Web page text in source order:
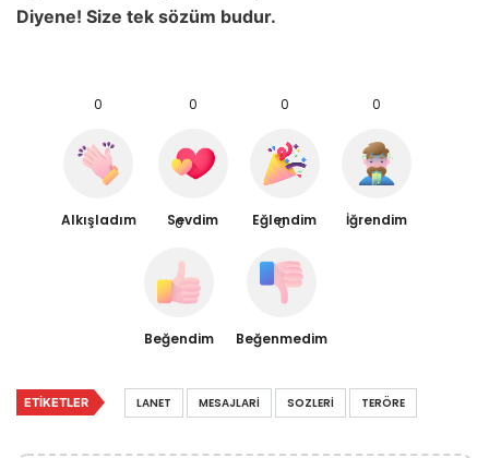
Diyene! Size tek sözüm budur.
0
Alkışladım
0
Sevdim
0
Eğlendim
0
İğrendim
0
Beğendim
0
Beğenmedim
ETIKETLER LANET MESAJLARI SOZLERI TERÖRE